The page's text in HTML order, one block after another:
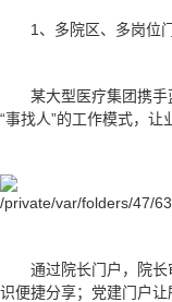
1、多院区、多岗位
某大型医疗集团携
“事找人”的工作模式，让
通过院长门户，院
识便捷分享；党建门户让